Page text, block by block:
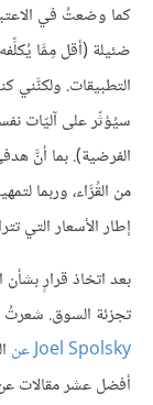
كما وضعتُ في
ضئيلة (أقل مِمَّا
سيُؤثّر على آليّات
الفرضية). بما أنَّ
من القُرَّاء، وربما
إطار الأسعار التي
بعد اتخاذ قرارٍ بشأن
تجزئة السوق. شعرتُ
JoelSpolsky عن ال
أفضل عشر مقالات